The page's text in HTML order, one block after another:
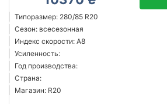
Типоразмер: 280/85 R20
Сезон: всесезонная
Индекс скорости: A8
Усиленность:
Год производства:
Страна:
Магазин: R20